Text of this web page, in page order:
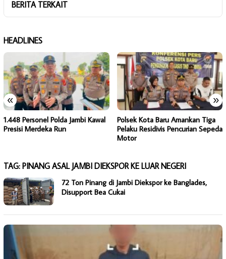
BERITA TERKAIT
HEADLINES
« »
1.448 Personel Polda Jambi Kawal
Presisi Merdeka Run
Polsek Kota Baru Amankan Tiga
Pelaku Residivis Pencurian Sepeda
Motor
TAG: PINANG ASAL JAMBI DIEKSPOR KE LUAR NEGERI
72 Ton Pinang di Jambi Diekspor ke Banglades,
Disupport Bea Cukai